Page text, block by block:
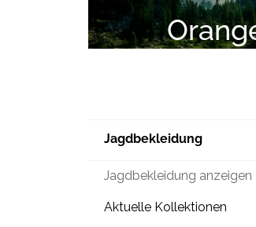
Jagdbekleidung
Jagdbekleidung anzeigen
Aktuelle Kollektionen